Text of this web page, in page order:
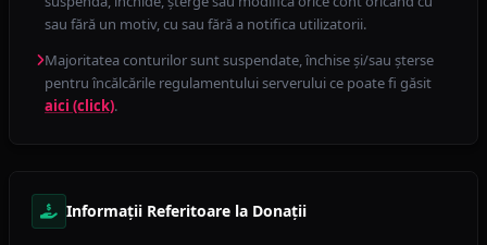
sau fără un motiv, cu sau fără a notifica utilizatorii.
Majoritatea conturilor sunt suspendate, închise și/sau șterse
pentru încălcările regulamentului serverului ce poate fi găsit
aici (click).
Informații Referitoare la Donații